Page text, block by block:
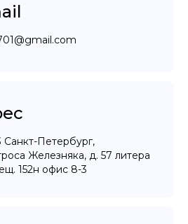
Санкт-Петербург,
Железняка, д. 57 литера
152н офис 8-3